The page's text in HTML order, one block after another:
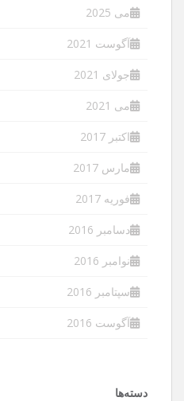
می 2025
آگوست 2021
جولای 2021
می 2021
اکتبر 2017
مارس 2017
فوریه 2017
دسامبر 2016
نوامبر 2016
سپتامبر 2016
آگوست 2016
دسته‌ها